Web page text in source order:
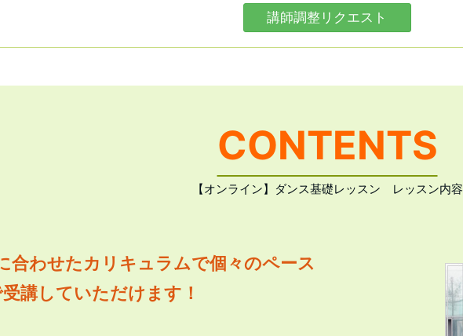
講師調整リクエスト
【オンライン】ダンス基礎レッスン レッスン内容
CONTENTS
合わせたカリキュラムで個々のペース
講していただけます！